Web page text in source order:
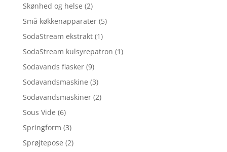
Skønhed og helse (2)
Små køkkenapparater (5)
SodaStream ekstrakt (1)
SodaStream kulsyrepatron (1)
Sodavands flasker (9)
Sodavandsmaskine (3)
Sodavandsmaskiner (2)
Sous Vide (6)
Springform (3)
Sprøjtepose (2)